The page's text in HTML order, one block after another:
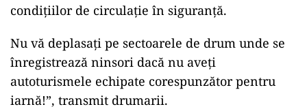
condițiilor de circulație în siguranță.
Nu vă deplasați pe sectoarele de drum unde se
înregistrează ninsori dacă nu aveți
autoturismele echipate corespunzător pentru
iarnă!”, transmit drumarii.